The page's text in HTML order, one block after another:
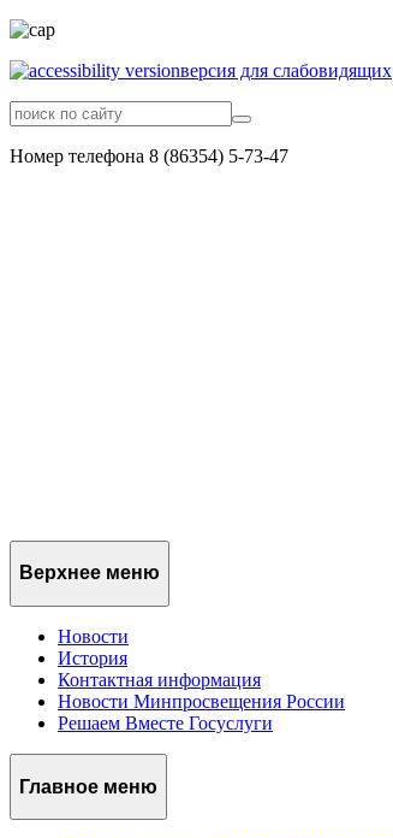
версия для слабовидящих
Номер телефона 8 (86354) 5-73-47
Верхнее меню
Новости
История
Контактная информация
Новости Минпросвещения России
Решаем Вместе Госуслуги
Главное меню